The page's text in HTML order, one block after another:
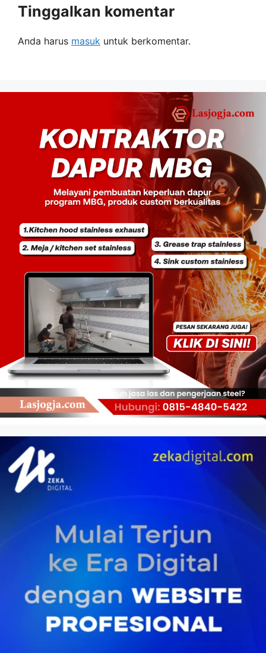
Tinggalkan komentar
Anda harus masuk untuk berkomentar.